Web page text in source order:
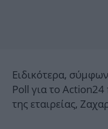
Ειδικότερα,
Poll για το
της εταιρείας,